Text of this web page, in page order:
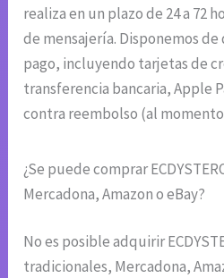
realiza en un plazo de 24 a 72
de mensajería. Disponemos
pago, incluyendo tarjetas de
transferencia bancaria, Apple
contra reembolso (al
¿Se puede comprar
Mercadona, Amazon o eBay?
No es posible adquirir
tradicionales, Mercadona,